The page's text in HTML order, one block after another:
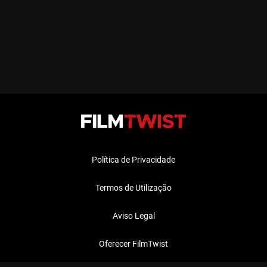
Política de Privacidade
Termos de Utilização
Aviso Legal
Oferecer FilmTwist